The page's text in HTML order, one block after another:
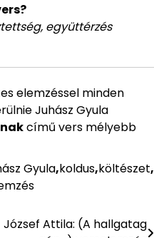
együttérzés
elemzéssel minden
Juhász Gyula
című vers mélyebb
Gyula,koldus,költészet,
József Attila: (A hallgatag